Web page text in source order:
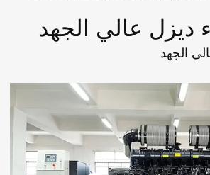
ديزل عالي الجهد
الجهد